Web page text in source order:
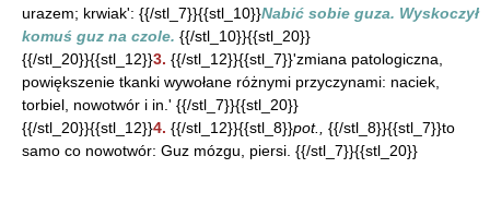
urazem; krwiak': {{/stl_7}}{{stl_10}}Nabić sobie guza. Wyskoczył
komuś guz na czole. {{/stl_10}}{{stl_20}}
{{/stl_20}}{{stl_12}}3. {{/stl_12}}{{stl_7}}'zmiana patologiczna,
powiększenie tkanki wywołane różnymi przyczynami: naciek,
torbiel, nowotwór i in.' {{/stl_7}}{{stl_20}}
{{/stl_20}}{{stl_12}}4. {{/stl_12}}{{stl_8}}pot., {{/stl_8}}{{stl_7}}to
samo co nowotwór: Guz mózgu, piersi. {{/stl_7}}{{stl_20}}